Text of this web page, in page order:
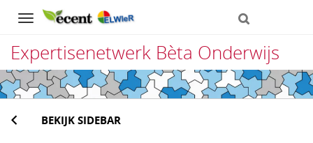
Navigation
Expertisenetwerk Bèta Onderwijs
Direct
naar
het
BEKIJK SIDEBAR